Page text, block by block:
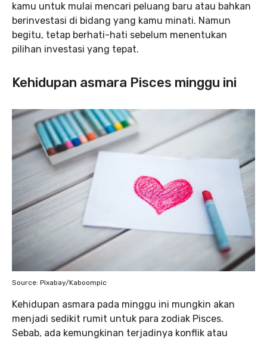
kamu untuk mulai mencari peluang baru atau bahkan
berinvestasi di bidang yang kamu minati. Namun
begitu, tetap berhati-hati sebelum menentukan
pilihan investasi yang tepat.
Kehidupan asmara Pisces minggu ini
Source: Pixabay/Kaboompic
Kehidupan asmara pada minggu ini mungkin akan
menjadi sedikit rumit untuk para zodiak Pisces.
Sebab, ada kemungkinan terjadinya konflik atau